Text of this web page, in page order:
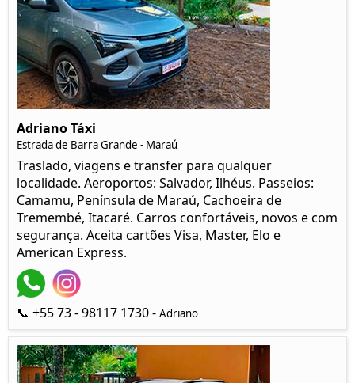
Adriano Táxi
Estrada de Barra Grande - Maraú
Traslado, viagens e transfer para qualquer
localidade. Aeroportos: Salvador, Ilhéus. Passeios:
Camamu, Península de Maraú, Cachoeira de
Tremembé, Itacaré. Carros confortáveis, novos e com
segurança. Aceita cartões Visa, Master, Elo e
American Express.
📞 +55 73 - 98117 1730 - Adriano